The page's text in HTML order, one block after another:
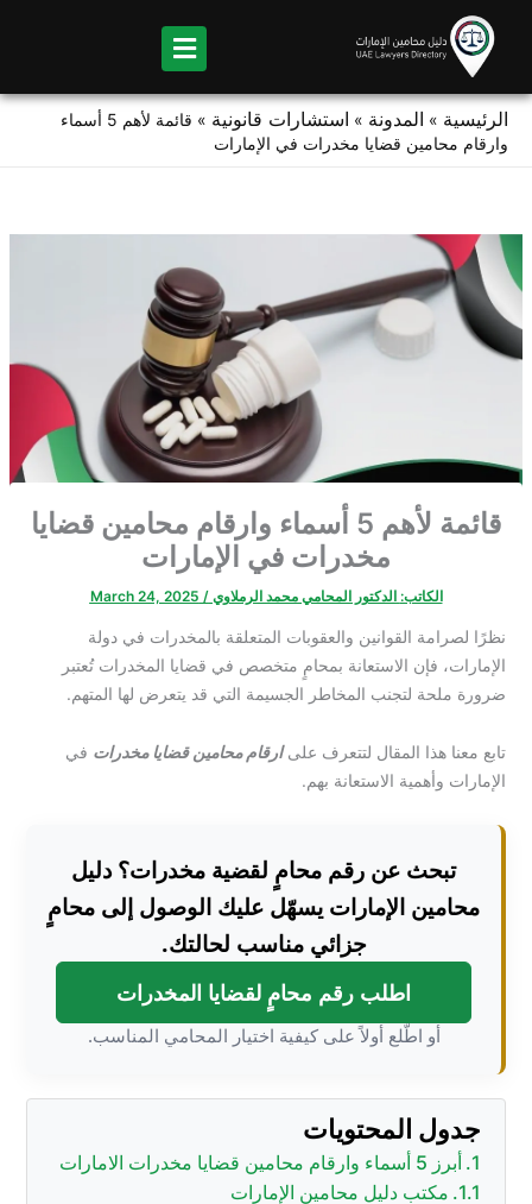
content
الرئيسية » المدونة » استشارات قانونية »
قائمة لأهم 5 أسماء
وارقام محامين قضايا مخدرات في الإمارات
قائمة لأهم 5 أسماء وارقام محامين قضايا
مخدرات في الإمارات
الكاتب: الدكتور المحامي محمد الرملاوي/
March 24, 2025
نظرًا لصرامة القوانين والعقوبات المتعلقة بالمخدرات في دولة
الإمارات، فإن الاستعانة بمحامٍ متخصص في قضايا المخدرات تُعتبر
ضرورة ملحة لتجنب المخاطر الجسيمة التي قد يتعرض لها المتهم.
تابع معنا هذا المقال لتتعرف علىارقام محامين قضايا مخدرات في
الإمارات وأهمية الاستعانة بهم.
تبحث عن رقم محامٍ لقضية مخدرات؟ دليل
محامين الإمارات يسهّل عليك الوصول إلى محامٍ
جزائي مناسب لحالتك.
اطلب رقم محامٍ لقضايا المخدرات
أو اطّلع أولاً على كيفية اختيار المحامي المناسب.
جدول المحتويات
أبرز 5 أسماء وارقام محامين قضايا مخدرات الامارات
مكتب دليل محامين الإمارات